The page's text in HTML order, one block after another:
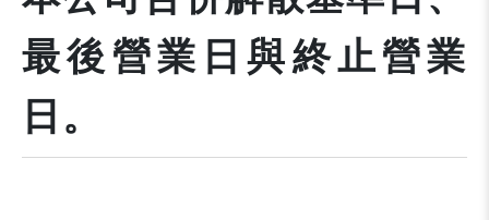
最後營業日與終止營業
日。